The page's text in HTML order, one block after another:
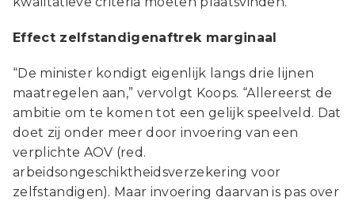
Effect zelfstandigenaftrek marginaal
“De minister kondigt eigenlijk langs drie lijnen
maatregelen aan,” vervolgt Koops. “Allereerst de
ambitie om te komen tot een gelijk speelveld. Dat
doet zij onder meer door invoering van een
verplichte AOV (red.
arbeidsongeschiktheidsverzekering voor
zelfstandigen). Maar invoering daarvan is pas over